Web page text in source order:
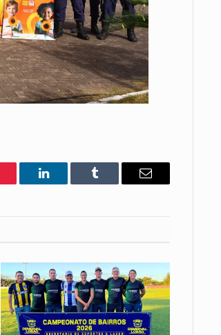
LinkedIn Tumblr
E-